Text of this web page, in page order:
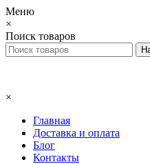
Меню
×
Поиск товаров
×
Главная
Доставка и оплата
Блог
Контакты